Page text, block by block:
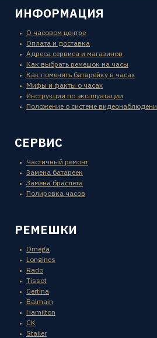
ИНФОРМАЦИЯ
О часовом центре
Оплата и доставка
Адреса сервиса и магазинов
Как выбрать ремешок на часы
Как поменять батарейку в часах
Мифы и факты о часах
Инструкции по эксплуатации
Положение о системе
СЕРВИС
Частичный ремонт
Замена батареек
Замена браслета
Полировка часов
РЕМЕШКИ
Omega
Longines
Rado
Tissot
Certina
Balmain
Hamilton
CK
Stailer